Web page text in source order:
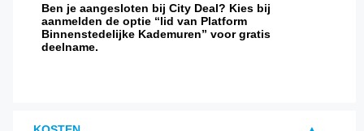
Ben je aangesloten bij City Deal? Kies bij
aanmelden de optie “lid van Platform
Binnenstedelijke Kademuren” voor gratis
deelname.